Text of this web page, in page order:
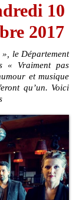
10
2017
», le Département
« Vraiment pas
et musique
qu’un. Voici